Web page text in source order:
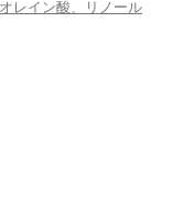
レイン酸、リノール